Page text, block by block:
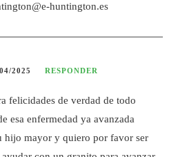
huntington.es
2025 RESPONDER
felicidades de verdad de todo
esa enfermedad ya avanzada
hijo mayor y quiero por favor ser